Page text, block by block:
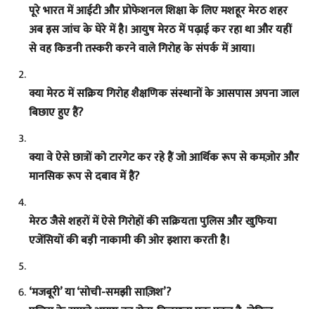
पूरे भारत में आईटी और प्रोफेशनल शिक्षा के लिए मशहूर मेरठ शहर
अब इस जांच के घेरे में है। आयुष मेरठ में पढ़ाई कर रहा था और यहीं
से वह किडनी तस्करी करने वाले गिरोह के संपर्क में आया।
क्या मेरठ में सक्रिय गिरोह शैक्षणिक संस्थानों के आसपास अपना जाल
बिछाए हुए हैं?
क्या वे ऐसे छात्रों को टारगेट कर रहे हैं जो आर्थिक रूप से कमज़ोर और
मानसिक रूप से दबाव में हैं?
मेरठ जैसे शहरों में ऐसे गिरोहों की सक्रियता पुलिस और खुफिया
एजेंसियों की बड़ी नाकामी की ओर इशारा करती है।
‘मजबूरी’ या ‘सोची-समझी साज़िश’?